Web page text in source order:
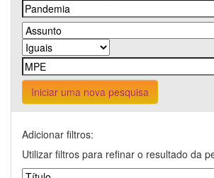
Iniciar uma nova pesquisa
Adicionar filtros:
Utilizar filtros para refinar o resultado da